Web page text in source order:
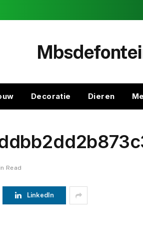
Decoratie Dieren
Read
LinkedIn